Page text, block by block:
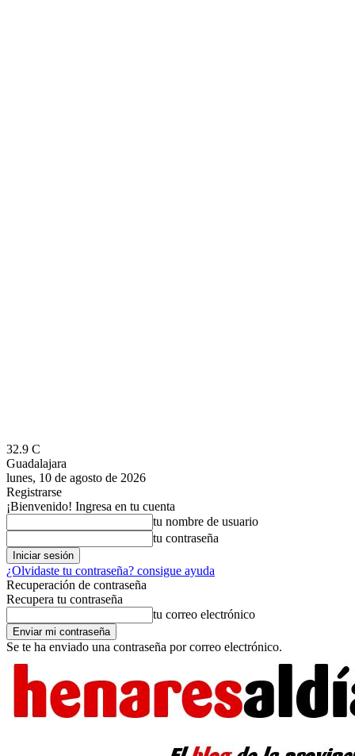
32.9 C
Guadalajara
lunes, 10 de agosto de 2026
Registrarse
¡Bienvenido! Ingresa en tu cuenta
tu nombre de usuario
tu contraseña
¿Olvidaste tu contraseña? consigue ayuda
Recuperación de contraseña
Recupera tu contraseña
tu correo electrónico
Se te ha enviado una contraseña por correo electrónico.